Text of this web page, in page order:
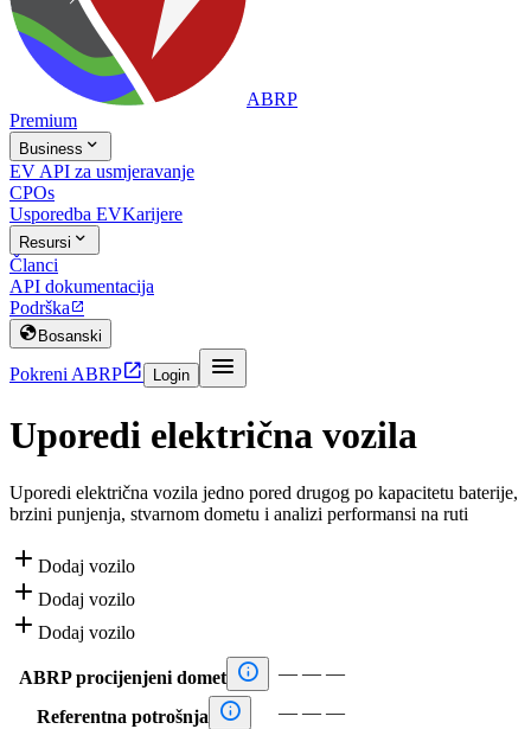
ABRP
Premium
Business 
EV API za usmjeravanje
CPOs
Usporedba EVKarijere
Resursi 
Članci
API dokumentacija
Podrška
 Bosanski
Pokreni ABRP Login 
Uporedi električna vozila
Uporedi električna vozila jedno pored drugog po kapacitetu baterije,
brzini punjenja, stvarnom dometu i analizi performansi na ruti
 Dodaj vozilo
 Dodaj vozilo
 Dodaj vozilo
ABRP procijenjeni domet  — — —
Referentna potrošnja  — — —